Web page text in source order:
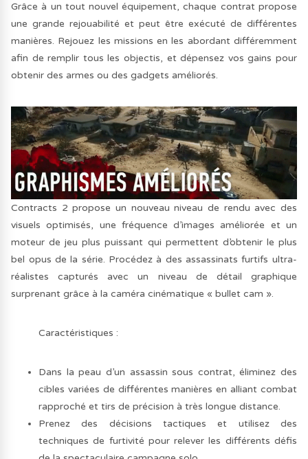
Grâce à un tout nouvel équipement, chaque contrat propose
une grande rejouabilité et peut être exécuté de différentes
manières. Rejouez les missions en les abordant différemment
afin de remplir tous les objectis, et dépensez vos gains pour
obtenir des armes ou des gadgets améliorés.
Contracts 2 propose un nouveau niveau de rendu avec des
visuels optimisés, une fréquence d’images améliorée et un
moteur de jeu plus puissant qui permettent d’obtenir le plus
bel opus de la série. Procédez à des assassinats furtifs ultra-
réalistes capturés avec un niveau de détail graphique
surprenant grâce à la caméra cinématique « bullet cam ».
Caractéristiques :
Dans la peau d’un assassin sous contrat, éliminez des
cibles variées de différentes manières en alliant combat
rapproché et tirs de précision à très longue distance.
Prenez des décisions tactiques et utilisez des
techniques de furtivité pour relever les différents défis